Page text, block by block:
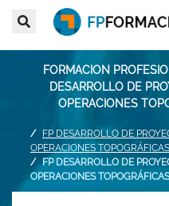
FORMACION
DESARROLLO DE
OPERACIONES
FP DESARROLLO DE
OPERACIONES
FP DESARROLLO DE
OPERACIONES